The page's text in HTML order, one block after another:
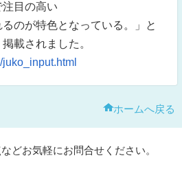
目の高い
のが特色となっている。」と
載されました。
ホームへ戻る
どお気軽にお問合せください。